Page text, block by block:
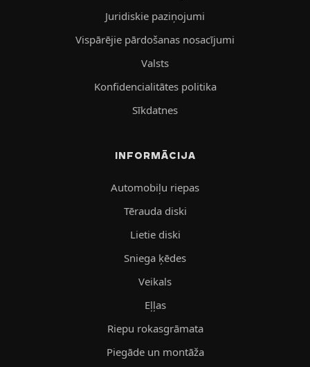
Juridiskie paziņojumi
Vispārējie pārdošanas nosacījumi
Valsts
Konfidencialitātes politika
Sīkdatnes
INFORMĀCIJA
Automobiļu riepas
Tērauda diski
Lietie diski
Sniega ķēdes
Veikals
Eļļas
Riepu rokasgrāmata
Piegāde un montāža